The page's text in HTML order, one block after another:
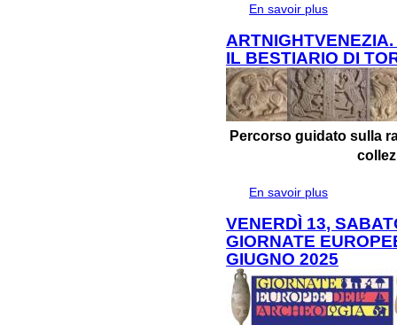
En savoir plus
IL BESTIARIO DI
Percorso guidato sulla
En savoir plus
VENERDÌ 13,
GIORNATE
GIUGNO 2025